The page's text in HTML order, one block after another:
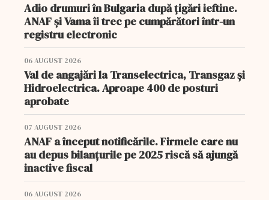
Adio drumuri în Bulgaria după țigări ieftine.
ANAF și Vama îi trec pe cumpărători într-un
registru electronic
06 AUGUST 2026
Val de angajări la Transelectrica, Transgaz și
Hidroelectrica. Aproape 400 de posturi
aprobate
07 AUGUST 2026
ANAF a început notificările. Firmele care nu
au depus bilanțurile pe 2025 riscă să ajungă
inactive fiscal
06 AUGUST 2026